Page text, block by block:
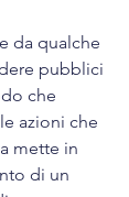
da qualche
pubblici
che
azioni che
mette in
di un